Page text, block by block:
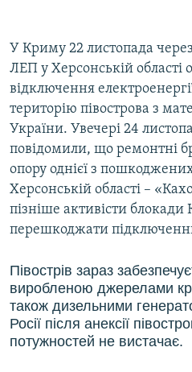
У Криму 22 листопада
ЛЕП у Херсонській області
відключення
територію півострова з
України. Увечері 24
повідомили, що ремонтні
опору однієї з
Херсонській області –
пізніше активісти
перешкоджати
Півострів зараз
виробленою джерелами
також дизельними
Росії після анексії
потужностей не вистачає.